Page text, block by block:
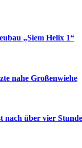
„Siem Helix 1“
nahe Großenwiehe
über vier